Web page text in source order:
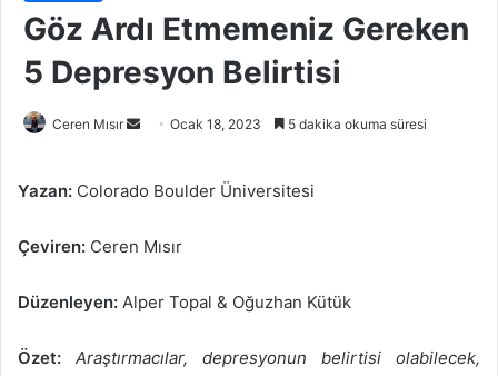
Göz Ardı Etmemeniz Gereken
5 Depresyon Belirtisi
Ceren Mısır
Bir
göndermek
Ocak 18, 2023 5 dakika okuma süresi
Yazan: Colorado Boulder Üniversitesi
Çeviren: Ceren Mısır
Düzenleyen: Alper Topal & Oğuzhan Kütük
Özet: Araştırmacılar, depresyonun belirtisi olabilecek,